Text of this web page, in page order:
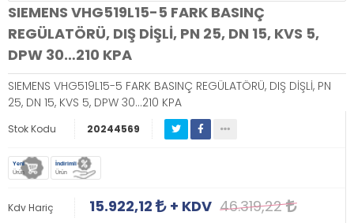
SIEMENS VHG519L15-5 FARK BASINÇ
REGÜLATÖRÜ, DIŞ DİŞLİ, PN 25, DN 15, KVS 5,
DPW 30…210 KPA
SIEMENS VHG519L15-5 FARK BASINÇ REGÜLATÖRÜ, DIŞ DİŞLİ, PN
25, DN 15, KVS 5, DPW 30…210 KPA
Stok Kodu 20244569
Yeni
Ürün
İndirimli
Ürün
Kdv Hariç 15.922,12 + KDV 46.319,22